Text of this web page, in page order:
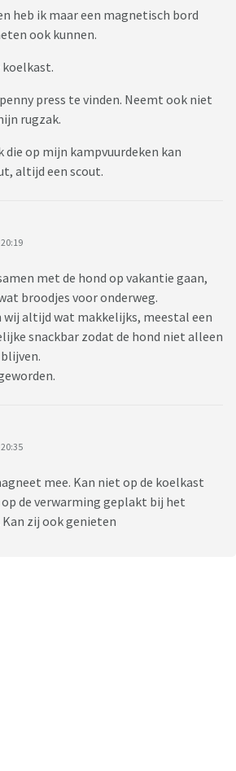
heb ik maar een magnetisch bord
ook kunnen.
koelkast.
press te vinden. Neemt ook niet
rugzak.
die op mijn kampvuurdeken kan
altijd een scout.
met de hond op vakantie gaan,
broodjes voor onderweg.
wij altijd wat makkelijks, meestal een
snackbar zodat de hond niet alleen
mee. Kan niet op de koelkast
de verwarming geplakt bij het
zij ook genieten